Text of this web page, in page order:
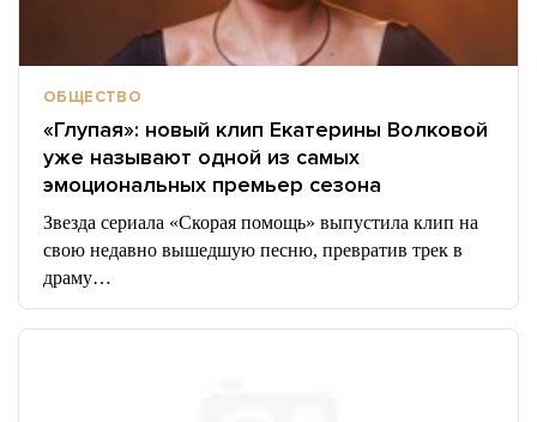
ОБЩЕСТВО
«Глупая»: новый клип Екатерины Волковой
уже называют одной из самых
эмоциональных премьер сезона
Звезда сериала «Скорая помощь» выпустила клип на
свою недавно вышедшую песню, превратив трек в
драму…